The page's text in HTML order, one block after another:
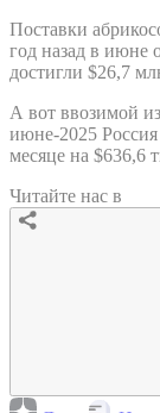
Поставки
год назад в июне
достигли $26,7
А вот ввозимой
июне-2025
месяце на $636,6
Читайте нас в